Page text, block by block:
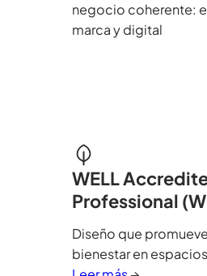
negocio coherente:
marca y digital
WELL
Professional
Diseño que
bienestar en